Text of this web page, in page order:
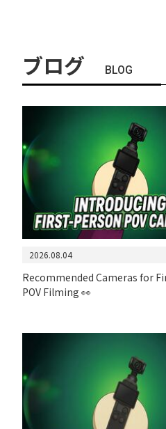
ブログ BLOG
2026.08.04
Recommended Cameras for
POV Filming 👀